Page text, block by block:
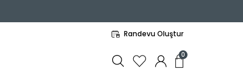
Randevu Oluştur
0